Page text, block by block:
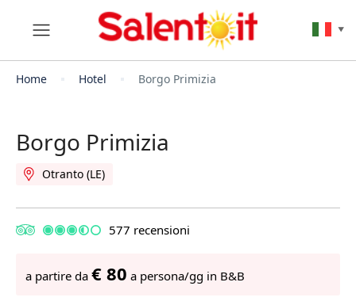
Home Hotel Borgo Primizia
Borgo Primizia
Otranto (LE)
577 recensioni
a partire da € 80 a persona/gg in B&B
▼